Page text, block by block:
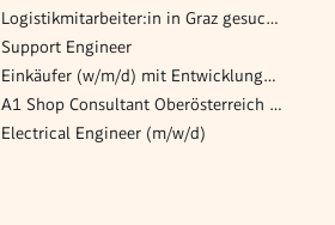
Logistikmitarbeiter:in in Graz gesucht!
Support Engineer
Einkäufer (w/m/d) mit Entwicklungsmöglichkeit
A1 Shop Consultant Oberösterreich & Salzburg
Electrical Engineer (m/w/d)